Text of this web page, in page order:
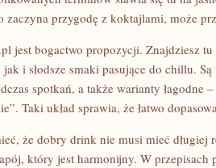
zaczyna przygodę z koktajlami, może
jest bogactwo propozycji. Znajdziesz
jak i słodsze smaki pasujące do chillu.
spotkań, a także warianty łagodne
Taki układ sprawia, że łatwo
że dobry drink nie musi mieć długiej
który jest harmonijny. W przepisach